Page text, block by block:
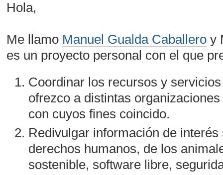
Hola,
Me llamo Manuel Gualda Caballero y
es un proyecto personal con el que
Coordinar los recursos y
ofrezco a distintas
con cuyos fines coincido.
Redivulgar información de interés
derechos humanos, de los
sostenible, software libre,